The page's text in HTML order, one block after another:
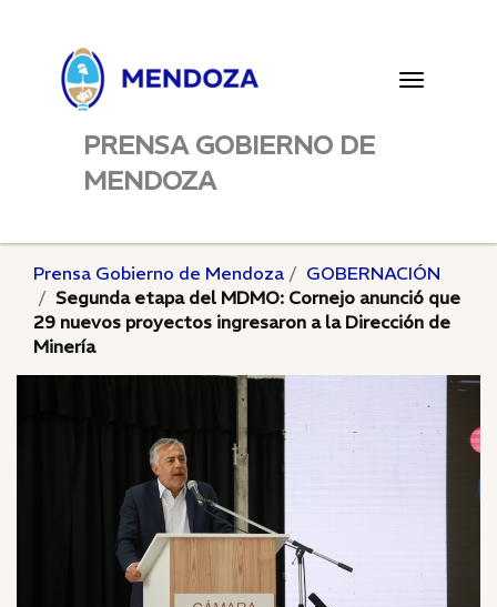
Toggle
PRENSA GOBIERNO DE
MENDOZA
Prensa Gobierno de Mendoza
GOBERNACIÓN
Segunda etapa del MDMO: Cornejo anunció que
29 nuevos proyectos ingresaron a la Dirección de
Minería